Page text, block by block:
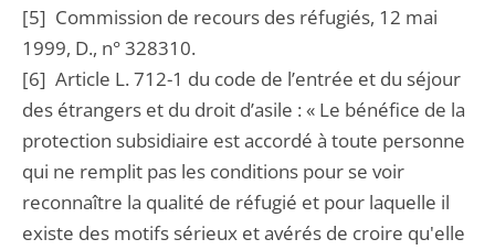
[5] Commission de recours des réfugiés, 12 mai
1999, D., n° 328310.
[6] Article L. 712-1 du code de l’entrée et du séjour
des étrangers et du droit d’asile : « Le bénéfice de la
protection subsidiaire est accordé à toute personne
qui ne remplit pas les conditions pour se voir
reconnaître la qualité de réfugié et pour laquelle il
existe des motifs sérieux et avérés de croire qu'elle